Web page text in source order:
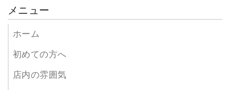
メニュー
ホーム
初めての方へ
店内の雰囲気